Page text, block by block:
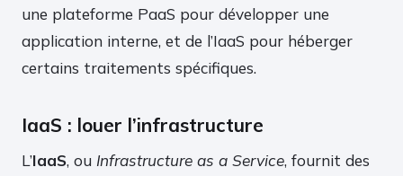
une plateforme PaaS pour développer une
application interne, et de l’IaaS pour héberger
certains traitements spécifiques.
IaaS : louer l’infrastructure
L’IaaS, ou Infrastructure as a Service, fournit des